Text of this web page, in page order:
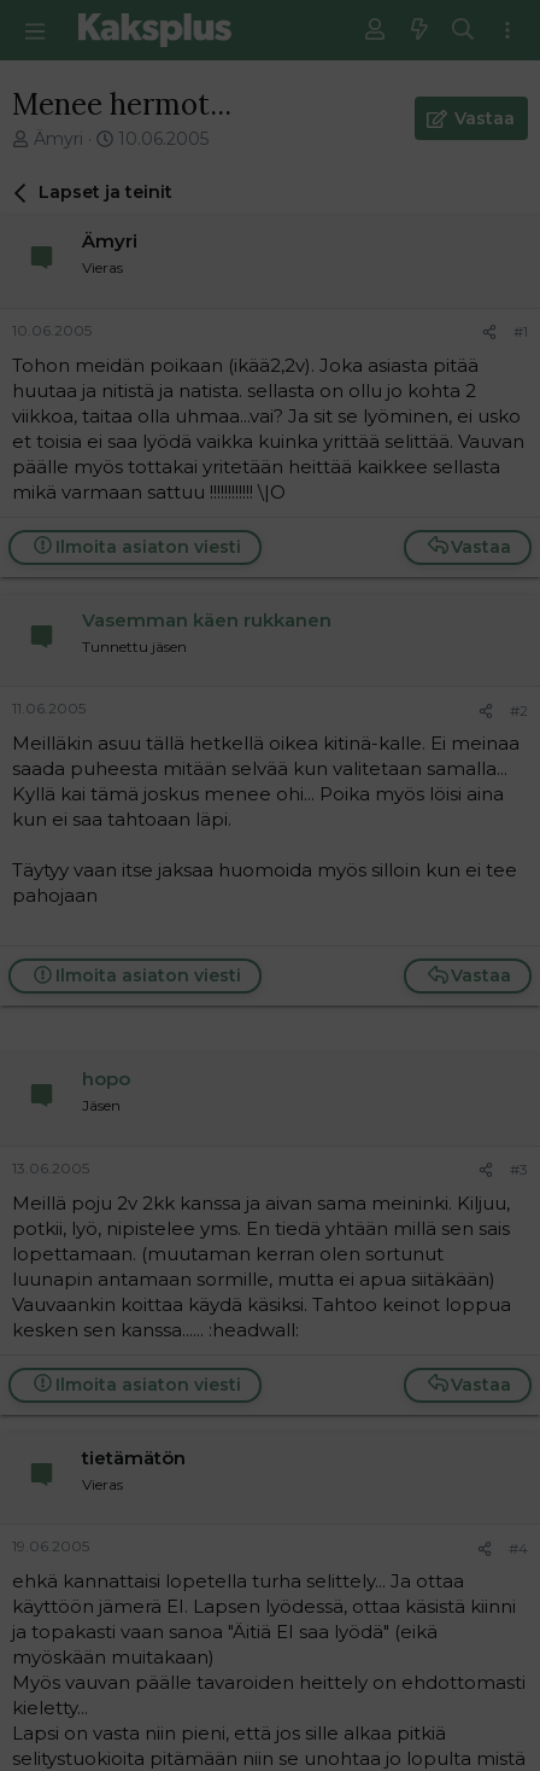
Menee hermot...
V
e
i
t
u
n
a
o
i
t
t
a
j
Ämyri
E
s
m
m
ä
n
v
i
e
s
i
10.06.2005
Vastaa
Lapset ja teinit
Ämyri
Vieras
10.06.2005 #1
Tohon meidän poikaan (ikää2,2v). Joka asiasta pitää
huutaa ja nitistä ja natista. sellasta on ollu jo kohta 2
viikkoa, taitaa olla uhmaa...vai? Ja sit se lyöminen, ei usko
et toisia ei saa lyödä vaikka kuinka yrittää selittää. Vauvan
päälle myös tottakai yritetään heittää kaikkee sellasta
mikä varmaan sattuu !!!!!!!!!!!! \|O
Vastaa
Ilmoita asiaton viesti
Vasemman käen rukkanen
Tunnettu jäsen
11.06.2005 #2
Meilläkin asuu tällä hetkellä oikea kitinä-kalle. Ei meinaa
saada puheesta mitään selvää kun valitetaan samalla...
Kyllä kai tämä joskus menee ohi... Poika myös löisi aina
kun ei saa tahtoaan läpi.
Täytyy vaan itse jaksaa huomoida myös silloin kun ei tee
pahojaan
Vastaa
Ilmoita asiaton viesti
hopo
Jäsen
13.06.2005 #3
Meillä poju 2v 2kk kanssa ja aivan sama meininki. Kiljuu,
potkii, lyö, nipistelee yms. En tiedä yhtään millä sen sais
lopettamaan. (muutaman kerran olen sortunut
luunapin antamaan sormille, mutta ei apua siitäkään)
Vauvaankin koittaa käydä käsiksi. Tahtoo keinot loppua
kesken sen kanssa...... :headwall:
Vastaa
Ilmoita asiaton viesti
tietämätön
Vieras
19.06.2005 #4
ehkä kannattaisi lopetella turha selittely... Ja ottaa
käyttöön jämerä EI. Lapsen lyödessä, ottaa käsistä kiinni
ja topakasti vaan sanoa "Äitiä EI saa lyödä" (eikä
myöskään muitakaan)
Myös vauvan päälle tavaroiden heittely on ehdottomasti
kieletty...
Lapsi on vasta niin pieni, että jos sille alkaa pitkiä
selitystuokioita pitämään niin se unohtaa jo lopulta mistä